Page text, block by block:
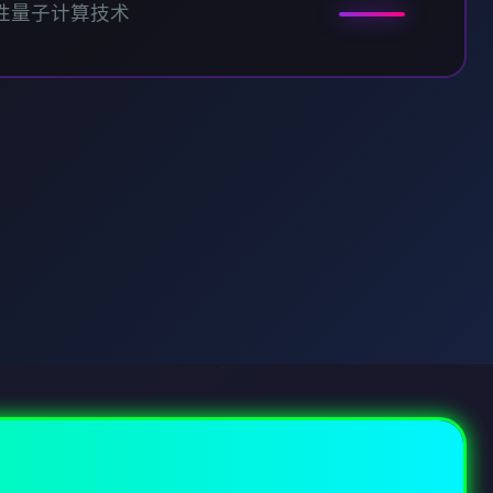
量子计算技术